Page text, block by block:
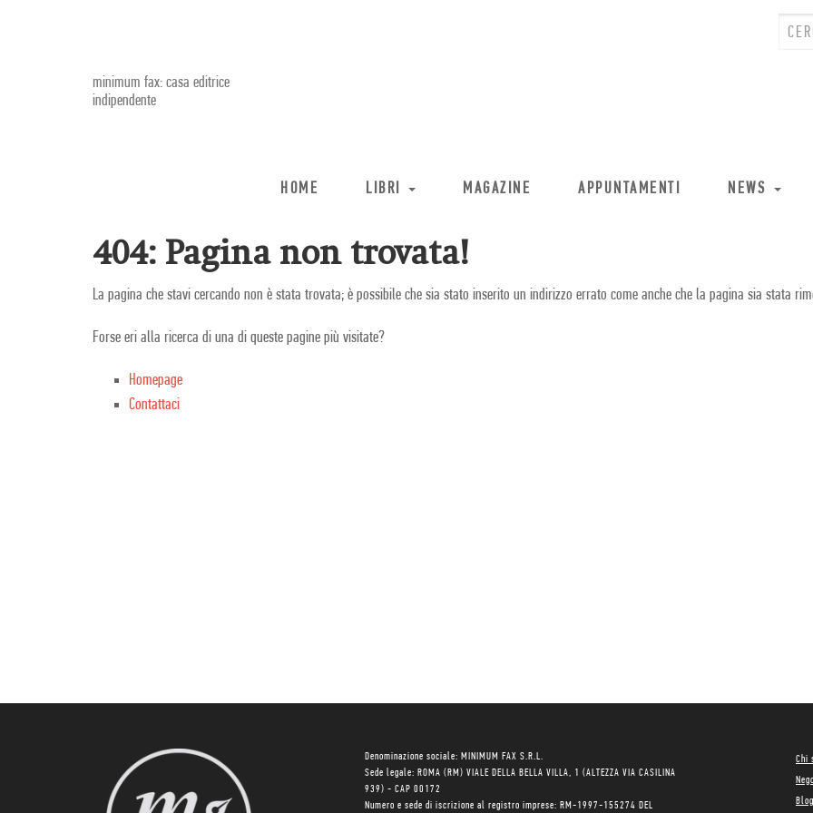
minimum fax: casa editrice
indipendente
HOME LIBRI MAGAZINE APPUNTAMENTI NEWS
404: Pagina non trovata!
La pagina che stavi cercando non è stata trovata; è possibile che sia stato inserito un indirizzo errato come anche che la pagina sia stata
Forse eri alla ricerca di una di queste pagine più visitate?
Homepage
Contattaci
Denominazione sociale: MINIMUM FAX S.R.L.
Sede legale: ROMA (RM) VIALE DELLA BELLA VILLA, 1 (ALTEZZA VIA CASILINA
939) - CAP 00172
Numero e sede di iscrizione al registro imprese: RM-1997-155274 DEL
Chi